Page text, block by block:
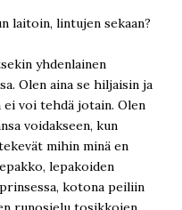
laitoin, lintujen sekaan?
yhdenlainen
Olen aina se hiljaisin ja
ei voi tehdä jotain. Olen
voidakseen, kun
mihin minä en
lepakoiden
kotona peiliin